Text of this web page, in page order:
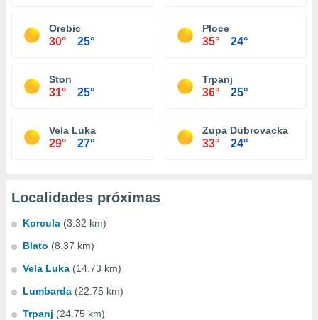
Orebic
30° 25°
Ploce
35° 24°
Ston
31° 25°
Trpanj
36° 25°
Vela Luka
29° 27°
Zupa Dubrovacka
33° 24°
Localidades próximas
Korcula (3.32 km)
Blato (8.37 km)
Vela Luka (14.73 km)
Lumbarda (22.75 km)
Trpanj (24.75 km)